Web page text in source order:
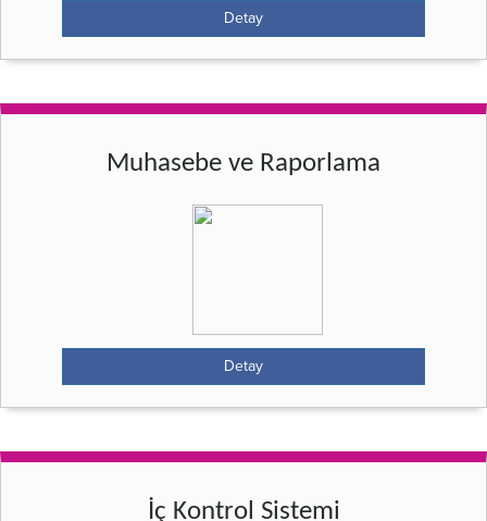
Detay
Muhasebe ve Raporlama
Detay
İç Kontrol Sistemi